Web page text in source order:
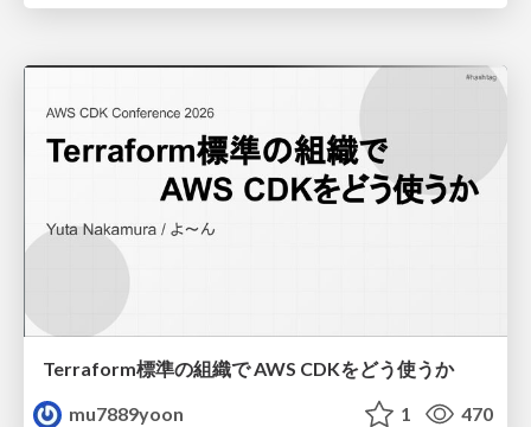
Terraform標準の組織で AWS CDKをどう使うか
mu7889yoon
1 470